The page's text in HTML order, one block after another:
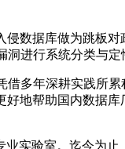
数据库做为跳板对
进行系统分类与定
多年深耕实践所累
地帮助国内数据
实验室。迄今为止